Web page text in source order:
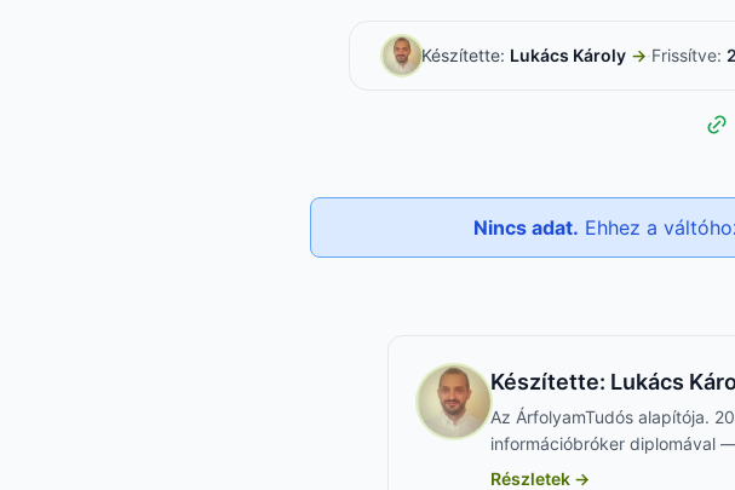
Készítette: Lukács Károly →·Frissítve:
Nincs adat. Ehhez a
Készítette: Lukács
Az ÁrfolyamTudós alapítója.
információbróker diplomával
Részletek →